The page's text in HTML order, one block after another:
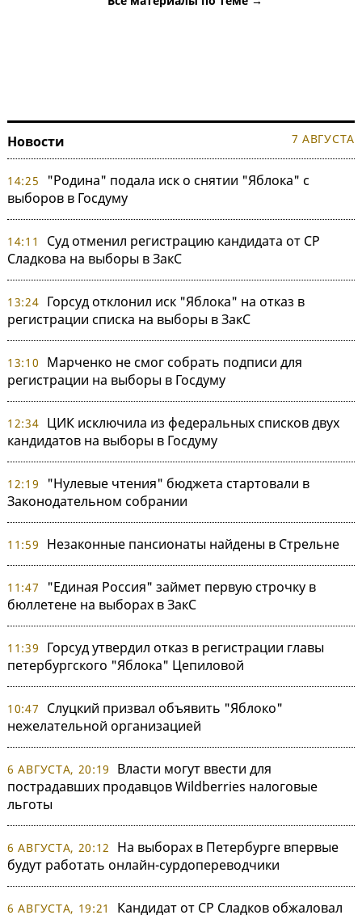
Новости 7 АВГУСТА
14:25
"Родина" подала иск о снятии "Яблока" с
выборов в Госдуму
14:11
Суд отменил регистрацию кандидата от СР
Сладкова на выборы в ЗакС
13:24 Горсуд отклонил иск "Яблока" на отказ в
регистрации списка на выборы в ЗакС
13:10
Марченко не смог собрать подписи для
регистрации на выборы в Госдуму
12:34 ЦИК исключила из федеральных списков двух
кандидатов на выборы в Госдуму
12:19
"Нулевые чтения" бюджета стартовали в
Законодательном собрании
11:59 Незаконные пансионаты найдены в Стрельне
11:47
"Единая Россия" займет первую строчку в
бюллетене на выборах в ЗакС
11:39
Горсуд утвердил отказ в регистрации главы
петербургского "Яблока" Цепиловой
10:47
Слуцкий призвал объявить "Яблоко"
нежелательной организацией
6 АВГУСТА, 20:19
Власти могут ввести для
пострадавших продавцов Wildberries налоговые
льготы
6 АВГУСТА, 20:12
На выборах в Петербурге впервые
будут работать онлайн-сурдопереводчики
6 АВГУСТА, 19:21
Кандидат от СР Сладков обжаловал